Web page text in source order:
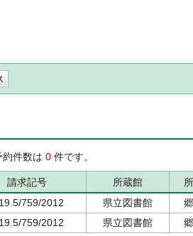
件数は 0 件です。
請求記号 所蔵館
759/2012 県立図書館
759/2012 県立図書館